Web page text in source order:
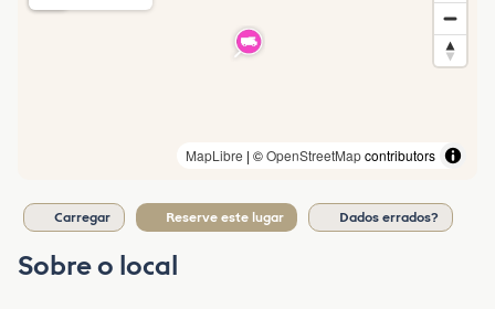
MapLibre | ©OpenStreetMapcontributors
Carregar Reserve este lugar Dados errados?
Sobre o local